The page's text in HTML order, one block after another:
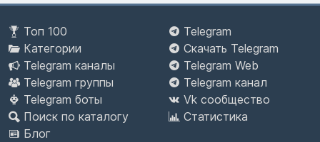
Топ 100
Категории
Telegram каналы
Telegram группы
Telegram боты
Поиск по каталогу
Блог
Telegram
Скачать Telegram
Telegram Web
Telegram канал
Vk сообщество
Статистика